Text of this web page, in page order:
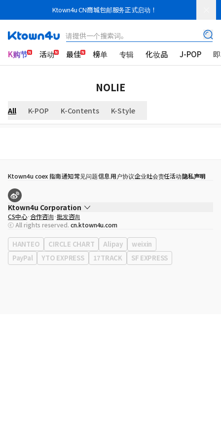
Ktown4u CN商城包邮服务正式启动！
请提供一个搜索词。
K购节 活动 最佳 榜单 专辑 化妆品 J-POP
NOLIE
All K-POP K-Contents K-Style
Ktown4u coex 指南通知常见问题信息用户协议企业社会责任活动隐私声明
Ktown4u Corporation
代表
宋効珉
营业执照 120-87-71116
公司地址 首尔特别市 江南区 岭东大路 513号 3楼 （三成洞， coex)
CS中心 合作咨询 批发咨询
ⓒ All rights reserved. cn.ktown4u.com
HANTEO CIRCLE CHART Alipay
weixin
PayPal
YTO EXPRESS 17TRACK SF EXPRESS